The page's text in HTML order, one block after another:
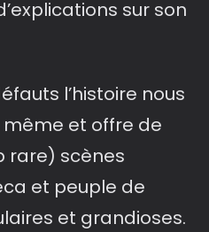
sur son
l’histoire nous
et offre de
rare) scènes
et peuple de
et grandioses.